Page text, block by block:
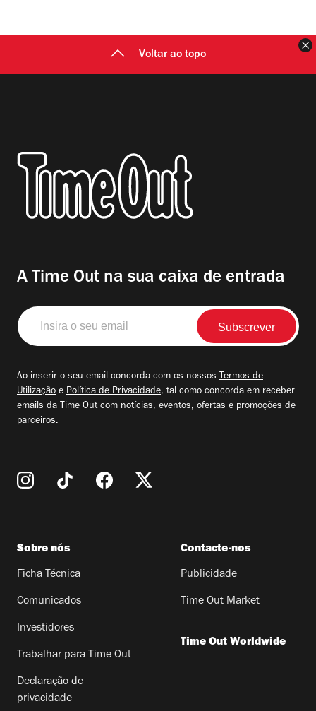
Voltar ao topo
A Time Out na sua caixa de entrada
Insira
o
seu
Ao inserir o seu email concorda com os nossos Termos de
Utilização e Política de Privacidade, tal como concorda em receber
emails da Time Out com notícias, eventos, ofertas e promoções de
parceiros.
Sobre nós
Ficha Técnica
Comunicados
Investidores
Trabalhar para Time Out
Declaração de
privacidade
Contacte-nos
Publicidade
Time Out Market
Time Out Worldwide